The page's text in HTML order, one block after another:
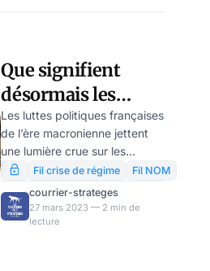
Que signifient
désormais les
luttes politiques en
France ? par
Dominique
Delfosse
Les luttes politiques françaises
de l’ère macronienne jettent
une lumière crue sur les
grandes failles qui traversent
les sociétés françaises.
J’utilise le pluriel puisque,
justement, je ne vois plus une
Fil crise de régime
Fil NOM
courrier-strateges
27 mars 2023 — 2 min de
lecture